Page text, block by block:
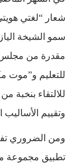
شعار “لغتي
سمو الشيخة
مقدرة من مجلس
للتعليم و”موت
للالتقاء بنخبة
وتقييم الأساليب
ومن الضروري
تطبيق مجموعة